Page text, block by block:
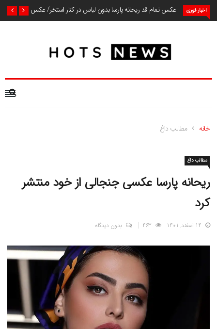
اخبار فوری عکس تمام قد ریحانه پارسا بدون لباس در کنار استخر/ عکس
خانه مطالب داغ
مطالب داغ
ریحانه پارسا عکسی جنجالی از خود منتشر
کرد
14 اسفند, 1401 بدون دیدگاه